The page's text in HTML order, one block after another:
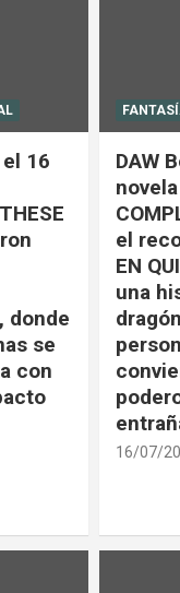
16
donde
se
con
DAW
novela
el
EN
una
16/07/